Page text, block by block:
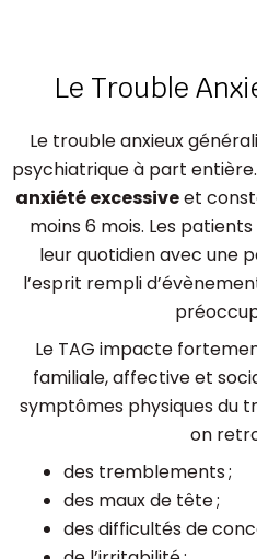
Le Trouble
Le trouble anxieux
psychiatrique à part
anxiété excessiveet
moins 6 mois. Les
leur quotidien avec une
l’esprit rempli
Le TAG impacte
familiale, affective et
symptômes physiques du
on
des tremblements ;
des maux de tête ;
des difficultés de